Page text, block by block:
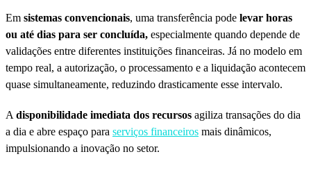
Em sistemas convencionais, uma transferência pode levar horas
ou até dias para ser concluída, especialmente quando depende de
validações entre diferentes instituições financeiras. Já no modelo em
tempo real, a autorização, o processamento e a liquidação acontecem
quase simultaneamente, reduzindo drasticamente esse intervalo.
A disponibilidade imediata dos recursos agiliza transações do dia
a dia e abre espaço para serviços financeiros mais dinâmicos,
impulsionando a inovação no setor.